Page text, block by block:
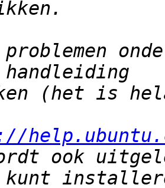
(het is
ook